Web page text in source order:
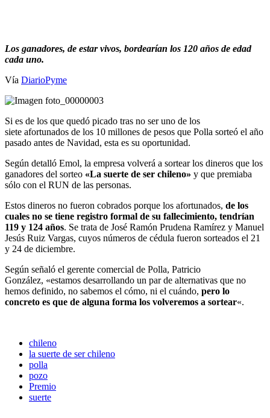
Los ganadores, de estar vivos, bordearían los 120 años de edad
cada uno.
Vía DiarioPyme
Si es de los que quedó picado tras no ser uno de los
siete afortunados de los 10 millones de pesos que Polla sorteó el año
pasado antes de Navidad, esta es su oportunidad.
Según detalló Emol, la empresa volverá a sortear los dineros que los
ganadores del sorteo «La suerte de ser chileno» y que premiaba
sólo con el RUN de las personas.
Estos dineros no fueron cobrados porque los afortunados, de los
cuales no se tiene registro formal de su fallecimiento, tendrían
119 y 124 años. Se trata de José Ramón Prudena Ramírez y Manuel
Jesús Ruiz Vargas, cuyos números de cédula fueron sorteados el 21
y 24 de diciembre.
Según señaló el gerente comercial de Polla, Patricio
González, «estamos desarrollando un par de alternativas que no
hemos definido, no sabemos el cómo, ni el cuándo, pero lo
concreto es que de alguna forma los volveremos a sortear«.
chileno
la suerte de ser chileno
polla
pozo
Premio
suerte